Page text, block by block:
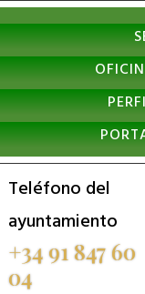
Nota:
este
sitio
web
incluye
un
sistema
de
accesibilidad.
Teléfono del
ayuntamiento
+34 91 847 60
04